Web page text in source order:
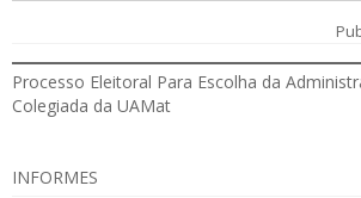
Processo Eleitoral Para Escolha da
Colegiada da UAMat
INFORMES